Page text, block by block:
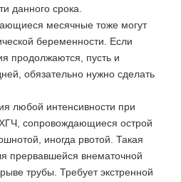
данного срока.
месячные тоже могут
беременности. Если
продолжаются, пусть и
обязательно нужно сделать
любой интенсивности при
сопровождающиеся острой
иногда рвотой. Такая
прервавшейся внематочной
трубы. Требует экстренной